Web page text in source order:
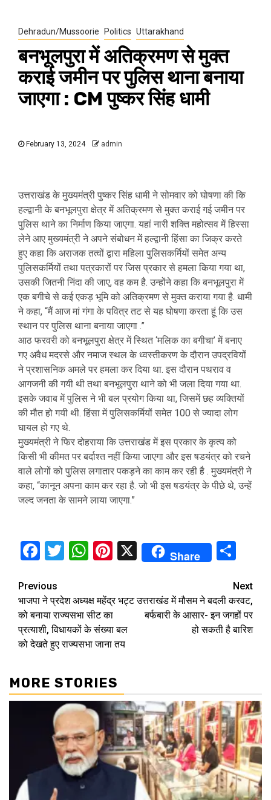
Dehradun/Mussoorie Politics Uttarakhand
बनभूलपुरा में अतिक्रमण से मुक्त
कराई जमीन पर पुलिस थाना बनाया
जाएगा : CM पुष्कर सिंह धामी
February 13, 2024 admin
उत्तराखंड के मुख्यमंत्री पुष्कर सिंह धामी ने सोमवार को घोषणा की कि
हल्द्वानी के बनभूलपुरा क्षेत्र में अतिक्रमण से मुक्त कराई गई जमीन पर
पुलिस थाने का निर्माण किया जाएगा. यहां नारी शक्ति महोत्सव में हिस्सा
लेने आए मुख्यमंत्री ने अपने संबोधन में हल्द्वानी हिंसा का जिक्र करते
हुए कहा कि अराजक तत्वों द्वारा महिला पुलिसकर्मियों समेत अन्य
पुलिसकर्मियों तथा पत्रकारों पर जिस प्रकार से हमला किया गया था,
उसकी जितनी निंदा की जाए, वह कम है. उन्होंने कहा कि बनभूलपुरा में
एक बगीचे से कई एकड़ भूमि को अतिक्रमण से मुक्त कराया गया है. धामी
ने कहा, “मैं आज मां गंगा के पवित्र तट से यह घोषणा करता हूं कि उस
स्थान पर पुलिस थाना बनाया जाएगा .”
आठ फरवरी को बनभूलपुरा क्षेत्र में स्थित ‘मलिक का बगीचा’ में बनाए
गए अवैध मदरसे और नमाज स्थल के ध्वस्तीकरण के दौरान उपद्रवियों
ने प्रशासनिक अमले पर हमला कर दिया था. इस दौरान पथराव व
आगजनी की गयी थी तथा बनभूलपुरा थाने को भी जला दिया गया था.
इसके जवाब में पुलिस ने भी बल प्रयोग किया था, जिसमें छह व्यक्तियों
की मौत हो गयी थी. हिंसा में पुलिसकर्मियों समेत 100 से ज्यादा लोग
घायल हो गए थे.
मुख्यमंत्री ने फिर दोहराया कि उत्तराखंड में इस प्रकार के कृत्य को
किसी भी कीमत पर बर्दाश्त नहीं किया जाएगा और इस षडयंत्र को रचने
वाले लोगों को पुलिस लगातार पकड़ने का काम कर रही है . मुख्यमंत्री ने
कहा, “कानून अपना काम कर रहा है. जो भी इस षडयंत्र के पीछे थे, उन्हें
जल्द जनता के सामने लाया जाएगा.”
Facebook
Twitter
WhatsApp
Pinterest
X Share
Continue
Reading
Previous
भाजपा ने प्रदेश अध्यक्ष महेंद्र भट्ट
को बनाया राज्यसभा सीट का
प्रत्याशी, विधायकों के संख्या बल
को देखते हुए राज्यसभा जाना तय
Next
उत्तराखंड में मौसम ने बदली करवट,
बर्फबारी के आसार- इन जगहों पर
हो सकती है बारिश
MORE STORIES